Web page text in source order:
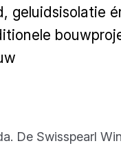
geluidsisolatie
De Swisspearl